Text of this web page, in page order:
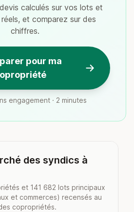
calculés sur vos lots et
et comparez sur des
chiffres.
pour ma
engagement · 2 minutes
des syndics à
et 141 682 lots principaux
et commerces) recensés au
copropriétés.